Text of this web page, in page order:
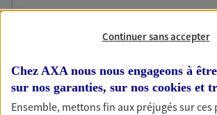
OBTENIR UN TARIF EN LIGNE
Garantie Accidents de
Continuer sans accepter
Chez AXA nous nous engageons à
sur nos garanties, sur nos cookies et
Ensemble, mettons fin aux préjugés sur